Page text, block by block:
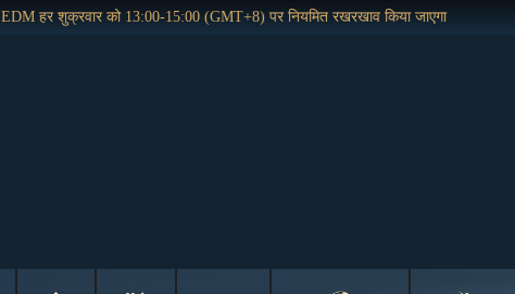
EDM हर शुक्रवार को 13:00-15:00 (GMT+8) पर नियमित रखरखाव किया जाएगा